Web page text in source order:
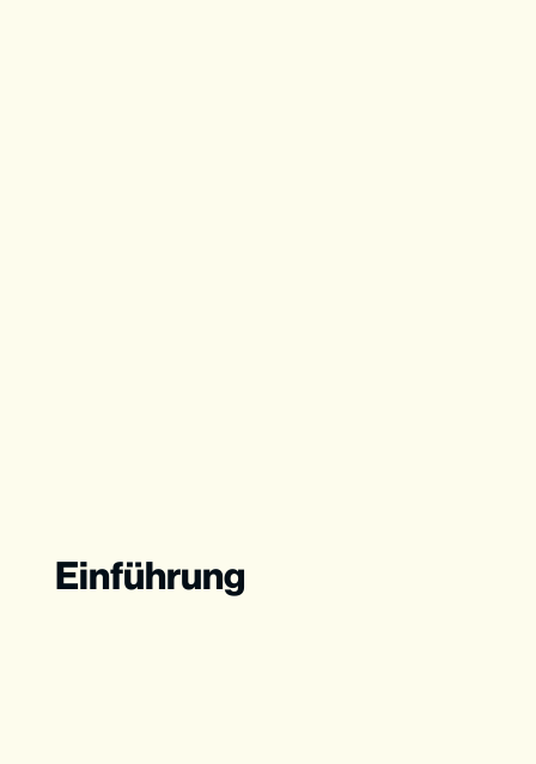
Einführung